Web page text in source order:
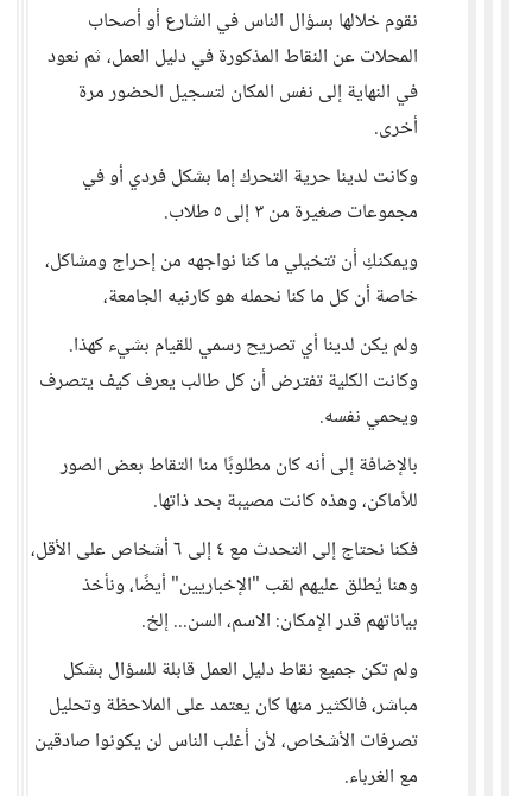
نقوم خلالها بسؤال الناس في الشارع أو أصحاب
المحلات عن النقاط المذكورة في دليل العمل، ثم نعود
في النهاية إلى نفس المكان لتسجيل الحضور مرة
أخرى.
وكانت لدينا حرية التحرك إما بشكل فردي أو في
مجموعات صغيرة من ٣ إلى ٥ طلاب.
ويمكنكِ أن تتخيلي ما كنا نواجهه من إحراج ومشاكل،
خاصة أن كل ما كنا نحمله هو كارنيه الجامعة،
ولم يكن لدينا أي تصريح رسمي للقيام بشيء كهذا.
وكانت الكلية تفترض أن كل طالب يعرف كيف يتصرف
ويحمي نفسه.
بالإضافة إلى أنه كان مطلوبًا منا التقاط بعض الصور
للأماكن، وهذه كانت مصيبة بحد ذاتها.
فكنا نحتاج إلى التحدث مع ٤ إلى ٦ أشخاص على الأقل،
وهنا يُطلق عليهم لقب "الإخباريين" أيضًا، ونأخذ
بياناتهم قدر الإمكان: الاسم، السن... إلخ.
ولم تكن جميع نقاط دليل العمل قابلة للسؤال بشكل
مباشر، فالكثير منها كان يعتمد على الملاحظة وتحليل
تصرفات الأشخاص، لأن أغلب الناس لن يكونوا صادقين
مع الغرباء.